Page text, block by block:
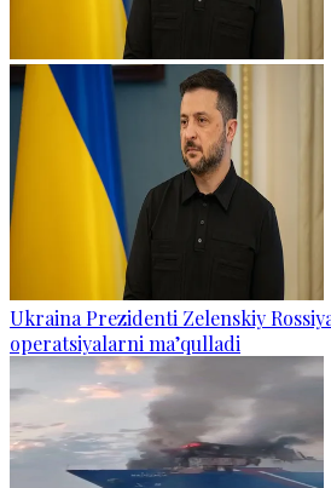
Ukraina Prezidenti Zelenskiy
operatsiyalarni ma’qulladi